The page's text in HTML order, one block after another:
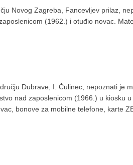
Novog Zagreba, Fancevljev prilaz,
(1962.) i otuđio novac.
Dubrave, I. Čulinec, nepoznati je
nad zaposlenicom (1966.) u kiosku
bonove za mobilne telefone, karte